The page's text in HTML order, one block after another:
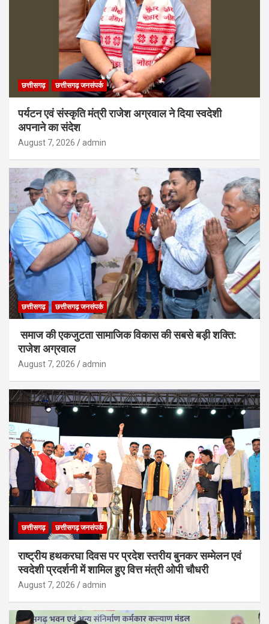
छत्तीसगढ़ छत्तीसगढ़ जनसंपर्क
पर्यटन एवं संस्कृति मंत्री राजेश अग्रवाल ने दिया स्वदेशी
अपनाने का संदेश
August 7, 2026 admin
छत्तीसगढ़ छत्तीसगढ़ जनसंपर्क
समाज की एकजुटता सामाजिक विकास की सबसे बड़ी शक्ति:
राजेश अग्रवाल
August 7, 2026 admin
छत्तीसगढ़ छत्तीसगढ़ जनसंपर्क
राष्ट्रीय हथकरघा दिवस पर प्रदेश स्तरीय बुनकर सम्मेलन एवं
स्वदेशी प्रदर्शनी में शामिल हुए वित्त मंत्री ओपी चौधरी
August 7, 2026 admin